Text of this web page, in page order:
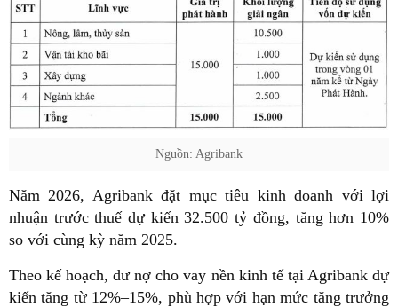
Nguồn: Agribank
Năm 2026, Agribank đặt mục tiêu kinh doanh với lợi
nhuận trước thuế dự kiến 32.500 tỷ đồng, tăng hơn 10%
so với cùng kỳ năm 2025.
Theo kế hoạch, dư nợ cho vay nền kinh tế tại Agribank dự
kiến tăng từ 12%–15%, phù hợp với hạn mức tăng trưởng